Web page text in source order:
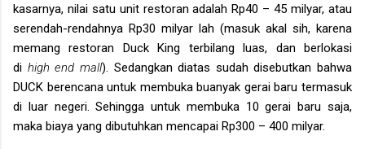
kasarnya, nilai satu unit restoran adalah Rp40 – 45 milyar, atau
serendah-rendahnya Rp30 milyar lah (masuk akal sih, karena
memang restoran Duck King terbilang luas, dan berlokasi
di high end mall). Sedangkan diatas sudah disebutkan bahwa
DUCK berencana untuk membuka buanyak gerai baru termasuk
di luar negeri. Sehingga untuk membuka 10 gerai baru saja,
maka biaya yang dibutuhkan mencapai Rp300 – 400 milyar.